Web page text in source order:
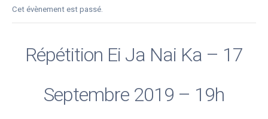
Cet évènement est passé.
Répétition Ei Ja Nai Ka – 17
Septembre 2019 – 19h